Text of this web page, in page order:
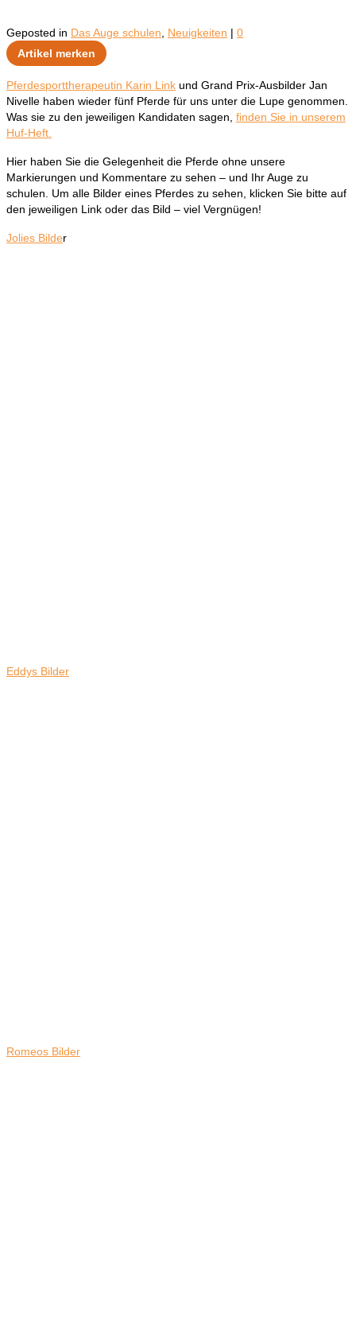
Geposted in Das Auge schulen Neuigkeiten | 0
Artikel merken
Pferdesporttherapeutin Karin Link und Grand Prix-Ausbilder Jan
Nivelle haben wieder fünf Pferde für uns unter die Lupe genommen.
Was sie zu den jeweiligen Kandidaten sagen, finden Sie in unserem
Huf-Heft.
Hier haben Sie die Gelegenheit die Pferde ohne unsere
Markierungen und Kommentare zu sehen – und Ihr Auge zu
schulen. Um alle Bilder eines Pferdes zu sehen, klicken Sie bitte auf
den jeweiligen Link oder das Bild – viel Vergnügen!
Jolies Bilder
Eddys Bilder
Romeos Bilder